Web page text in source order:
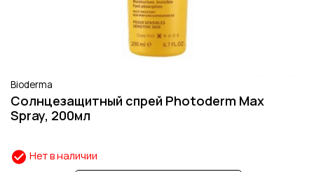
Bioderma
Солнцезащитный спрей Photoderm Max
Spray, 200мл
Нет в наличии